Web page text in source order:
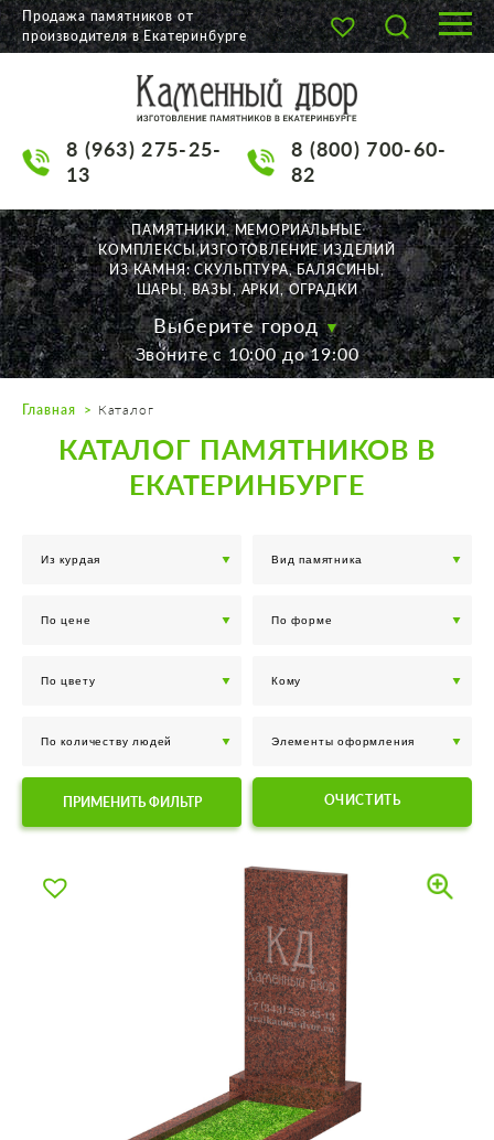
О КОМПАНИИ
НАШИ РАБОТЫ
АКЦИИ
ДОСТАВКА
КОНТАКТЫ
K2532513@yandex.ru
Пн. — Пт. с 10:00 до 19:00
Воскресенье по договор.
Продажа памятников от
производителя в Екатеринбурге
8 (963) 275-25-
13
8 (800) 700-60-
82
ПАМЯТНИКИ, МЕМОРИАЛЬНЫЕ
КОМПЛЕКСЫ,ИЗГОТОВЛЕНИЕ ИЗДЕЛИЙ
ИЗ КАМНЯ: СКУЛЬПТУРА, БАЛЯСИНЫ,
ШАРЫ, ВАЗЫ, АРКИ, ОГРАДКИ
Выберите город
Звоните с 10:00 до 19:00
Главная Каталог
КАТАЛОГ ПАМЯТНИКОВ В
ЕКАТЕРИНБУРГЕ
ПРИМЕНИТЬ ФИЛЬТР ОЧИСТИТЬ